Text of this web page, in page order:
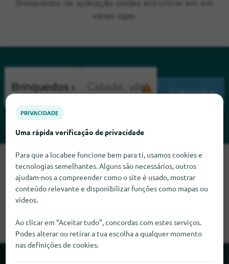
PESQUISA
Lamentamos, mas não conseguimos encontrar Brinquedos de
aplicação neste momento. Se souber onde encontrar
Brinquedos de aplicação, ficaríamos muito satisfeitos se nos
informasse.
PRIVACIDADE
Uma rápida verificação de privacidade
Para que a locabee funcione bem para ti, usamos cookies e
tecnologias semelhantes. Alguns são necessários, outros
ajudam-nos a compreender como o site é usado, mostrar
conteúdo relevante e disponibilizar funções como mapas ou
vídeos.
Ao clicar em “Aceitar tudo”, concordas com estes serviços.
Podes alterar ou retirar a tua escolha a qualquer momento
nas definições de cookies.